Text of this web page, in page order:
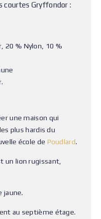
courtes Gryffondor :
20 % Nylon, 10 %
une maison qui
plus hardis du
école de Poudlard.
un lion rugissant,
jaune.
au septième étage.